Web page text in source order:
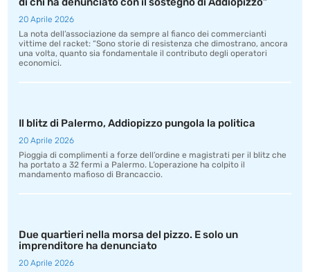
20 Aprile 2026
La nota dell’associazione da sempre al fianco dei commercianti
vittime del racket: “Sono storie di resistenza che dimostrano, ancora
una volta, quanto sia fondamentale il contributo degli operatori
economici.
Il blitz di Palermo, Addiopizzo pungola la politica
20 Aprile 2026
Pioggia di complimenti a forze dell’ordine e magistrati per il blitz che
ha portato a 32 fermi a Palermo. L’operazione ha colpito il
mandamento mafioso di Brancaccio.
Due quartieri nella morsa del pizzo. E solo un
imprenditore ha denunciato
20 Aprile 2026